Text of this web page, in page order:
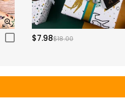
$7.98$18.00